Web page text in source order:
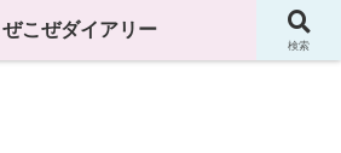
こぜダイアリー
ぜこぜダイアリー
検索